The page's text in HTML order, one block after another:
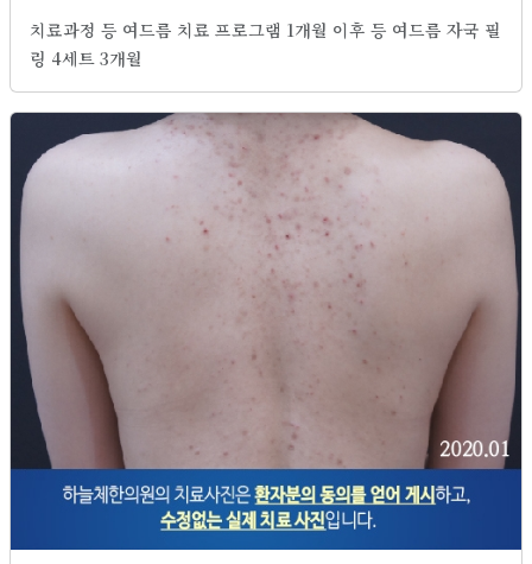
치료과정 등 여드름 치료 프로그램 1개월 이후 등 여드름 자국 필
링 4세트 3개월